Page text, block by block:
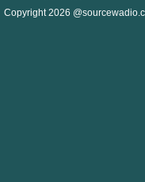
Copyright 2026